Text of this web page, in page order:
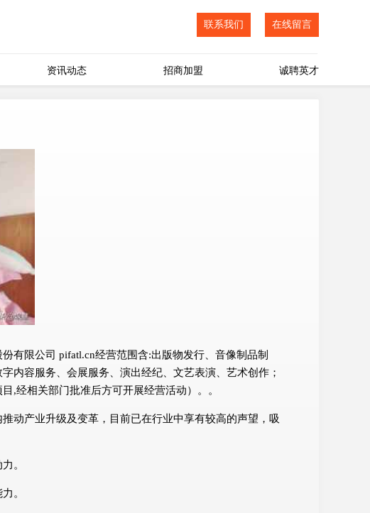
联系我们 在线留言
资讯动态 招商加盟 诚聘英才
有限公司 pifatl.cn经营范围含:出版物发行、音像制品制
内容服务、会展服务、演出经纪、文艺表演、艺术创作；
,经相关部门批准后方可开展经营活动）。。
动产业升级及变革，目前已在行业中享有较高的声望，吸
。
。